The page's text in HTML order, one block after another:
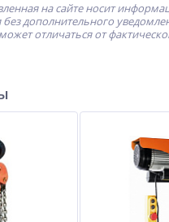
на сайте носит
дополнительного
отличаться от